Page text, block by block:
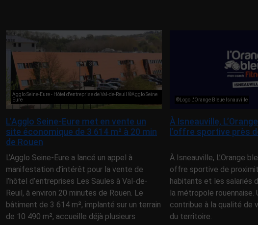
Agglo Seine-Eure - Hôtel d'entreprise de Val-de-Reuil ©Agglo Seine
Eure
L’Agglo Seine-Eure met en vente un
site économique de 3 614 m² à 20 min
de Rouen
L’Agglo Seine-Eure a lancé un appel à
manifestation d’intérêt pour la vente de
l’hôtel d’entreprises Les Saules à Val-de-
Reuil, à environ 20 minutes de Rouen. Le
bâtiment de 3 614 m², implanté sur un terrain
de 10 490 m², accueille déjà plusieurs
©Logo L'Orange Bleue Isnauville
À Isneauville,
l’offre sportive près
À Isneauville, L’Orange
offre sportive de
habitants et les salariés
la métropole rouennaise.
contribue à la qualité de
du territoire.